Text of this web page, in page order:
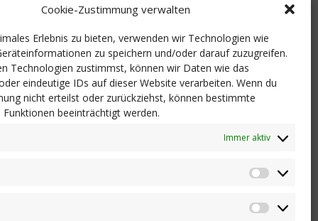
Cookie-Zustimmung verwalten
Erlebnis zu bieten, verwenden wir Technologien wie
zu speichern und/oder darauf zuzugreifen.
Technologien zustimmst, können wir Daten wie das
eindeutige IDs auf dieser Website verarbeiten. Wenn du
nicht erteilst oder zurückziehst, können bestimmte
beeinträchtigt werden.
Immer aktiv